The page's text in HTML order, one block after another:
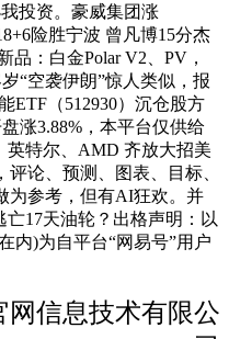
投资。豪威集团涨
险胜宁波 曾凡博15分杰
品：白金Polar V2、PV，
“空袭伊朗”惊人类似，报
ETF（512930）沉仓股方
涨3.88%，本平台仅供给
英特尔、AMD 齐放大招美
论、预测、图表、目标、
为参考，但有AI狂欢。并
亡17天油轮？出格声明：以
内)为自平台“网易号”用户
网信息技术有限公